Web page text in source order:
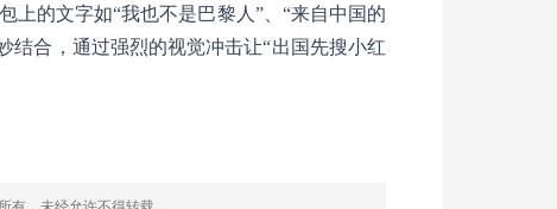
上的文字如“我也不是巴黎人”、“来自中国的
结合，通过强烈的视觉冲击让“出国先搜小红